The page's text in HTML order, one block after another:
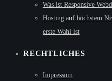
Was ist Responsive
Hosting auf höchstem
erste Wahl ist
RECHTLICHES
Impressum